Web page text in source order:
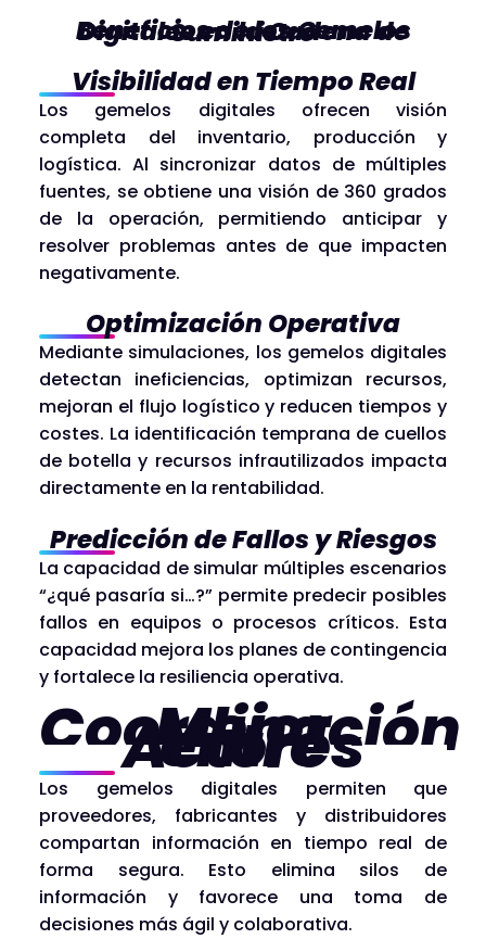
Beneficios de los Gemelos Digitales en la Cadena de Suministro
Visibilidad en Tiempo Real
Los gemelos digitales ofrecen visión
completa del inventario, producción y
logística. Al sincronizar datos de múltiples
fuentes, se obtiene una visión de 360 grados
de la operación, permitiendo anticipar y
resolver problemas antes de que impacten
negativamente.
Optimización Operativa
Mediante simulaciones, los gemelos digitales
detectan ineficiencias, optimizan recursos,
mejoran el flujo logístico y reducen tiempos y
costes. La identificación temprana de cuellos
de botella y recursos infrautilizados impacta
directamente en la rentabilidad.
Predicción de Fallos y Riesgos
La capacidad de simular múltiples escenarios
“¿qué pasaría si…?” permite predecir posibles
fallos en equipos o procesos críticos. Esta
capacidad mejora los planes de contingencia
y fortalece la resiliencia operativa.
Mejor Coordinación
entre Actores
Los gemelos digitales permiten que
proveedores, fabricantes y distribuidores
compartan información en tiempo real de
forma segura. Esto elimina silos de
información y favorece una toma de
decisiones más ágil y colaborativa.